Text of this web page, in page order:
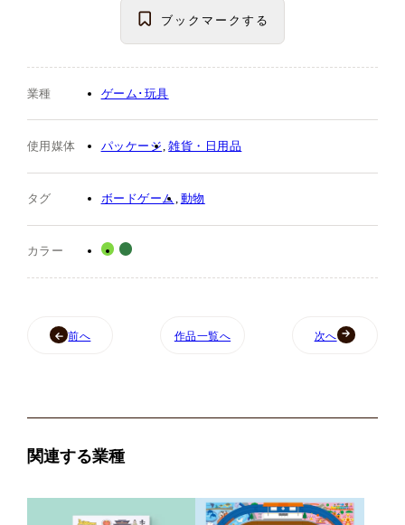
ブックマーク する
業種 ゲーム･玩具
使用媒体 パッケージ 雑貨・日用品
タグ ボードゲーム 動物
カラー
前へ 作品一覧へ 次へ
関連する業種